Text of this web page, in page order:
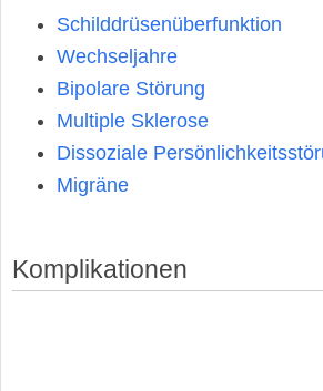
Schilddrüsenüberfunktion
Wechseljahre
Bipolare Störung
Multiple Sklerose
Dissoziale
Migräne
Komplikationen